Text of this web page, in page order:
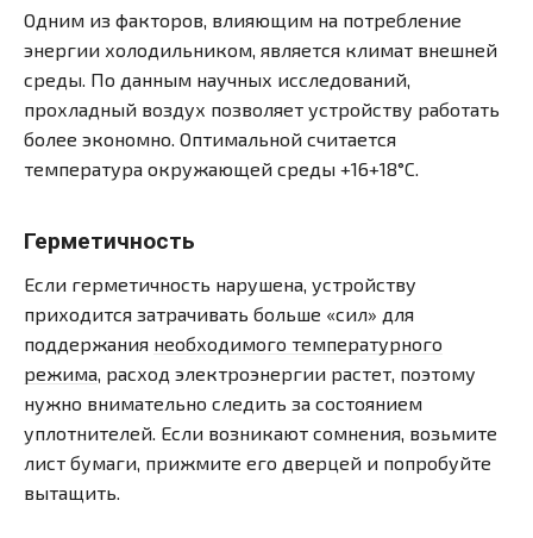
Одним из факторов, влияющим на потребление
энергии холодильником, является климат внешней
среды. По данным научных исследований,
прохладный воздух позволяет устройству работать
более экономно. Оптимальной считается
температура окружающей среды +16+18°С.
Герметичность
Если герметичность нарушена, устройству
приходится затрачивать больше «сил» для
поддержания необходимого температурного
режима, расход электроэнергии растет, поэтому
нужно внимательно следить за состоянием
уплотнителей. Если возникают сомнения, возьмите
лист бумаги, прижмите его дверцей и попробуйте
вытащить.